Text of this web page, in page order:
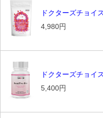
ドクターズチョイ
4,980円
ドクターズチョイ
5,400円